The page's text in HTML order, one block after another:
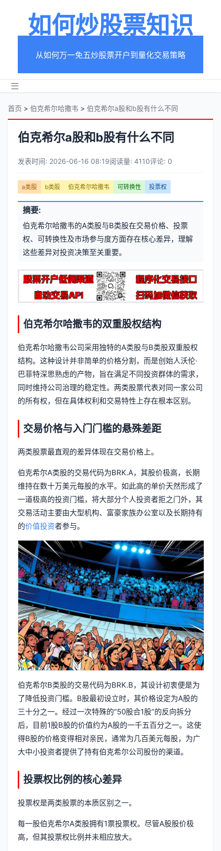
如何炒股票知识
从如何万一免五炒股票开户到量化交易策略
首页 > 伯克希尔哈撒韦 > 伯克希尔a股和b股有什么不同
伯克希尔a股和b股有什么不同
章
元
信
息
发表时间: 2026-06-16 08:19阅读量: 4110评论: 0
文
章
标
签
a类股 b类股 伯克希尔哈撒韦 可转换性 投票权
摘要:
伯克希尔哈撒韦的A类股与B类股在交易价格、投票
权、可转换性及市场参与度方面存在核心差异，理解
这些差异对投资决策至关重要。
伯克希尔哈撒韦的双重股权结构
伯克希尔哈撒韦公司采用独特的A类股与B类股双重股权
结构。这种设计并非简单的价格分割，而是创始人沃伦·
巴菲特深思熟虑的产物，旨在满足不同投资群体的需求，
同时维持公司治理的稳定性。两类股票代表对同一家公司
的所有权，但在具体权利和交易特性上存在根本区别。
交易价格与入门门槛的悬殊差距
两类股票最直观的差异体现在交易价格上。
伯克希尔A类股的交易代码为BRK.A，其股价极高，长期
维持在数十万美元每股的水平。如此高的单价天然形成了
一道极高的投资门槛，将大部分个人投资者拒之门外，其
交易活动主要由大型机构、富豪家族办公室以及长期持有
的价值投资者参与。
伯克希尔B类股的交易代码为BRK.B，其设计初衷便是为
了降低投资门槛。B股最初设立时，其价格设定为A股的
三十分之一。经过一次特殊的“50股合1股”的反向拆分
后，目前1股B股的价值约为A股的一千五百分之一。这使
得B股的价格变得相对亲民，通常为几百美元每股，为广
大中小投资者提供了持有伯克希尔公司股份的渠道。
投票权比例的核心差异
投票权是两类股票的本质区别之一。
每一股伯克希尔A类股拥有1票投票权。尽管A股股价极
高，但其投票权比例并未相应放大。